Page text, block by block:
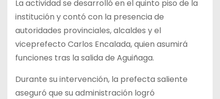
La actividad se desarrolló en el quinto piso de la
institución y contó con la presencia de
autoridades provinciales, alcaldes y el
viceprefecto Carlos Encalada, quien asumirá
funciones tras la salida de Aguiñaga.
Durante su intervención, la prefecta saliente
aseguró que su administración logró